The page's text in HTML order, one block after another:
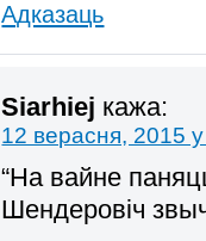
Адказаць
Siarhiej кажа:
12 верасня, 2015
“На вайне
Шендеровіч